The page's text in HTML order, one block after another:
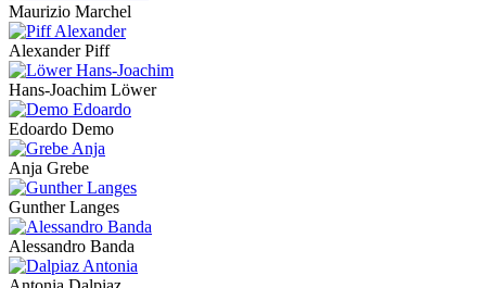
Maurizio Marchel
Alexander Piff
Hans-Joachim Löwer
Edoardo Demo
Anja Grebe
Gunther Langes
Alessandro Banda